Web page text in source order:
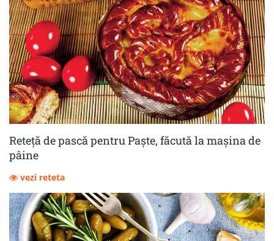
Reteță de pască pentru Paște, făcută la mașina de
pâine
vezi reteta